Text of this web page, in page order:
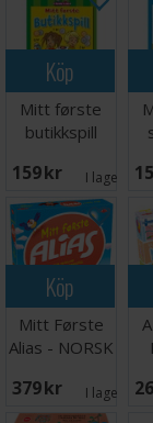
Köp
Mitt første
butikkspill
159 SEK I lager:
Köp
Mitt Første
Alias - NORSK
379 SEK I lager: 8